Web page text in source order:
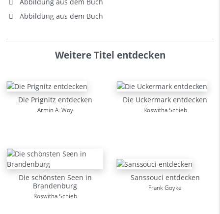
Abbildung aus dem Buch
Weitere Titel entdecken
Die Prignitz entdecken
Armin A. Woy
Die Uckermark entdecken
Roswitha Schieb
Die schönsten Seen in
Brandenburg
Roswitha Schieb
Sanssouci entdecken
Frank Goyke